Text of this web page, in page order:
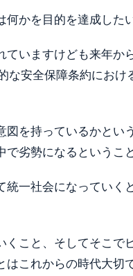
かを目的を達成した
いますけども来年か
安全保障条約におけ
を持っているかとい
劣勢になるというこ
一社会になっていく
こと、そしてそこで
これからの時代大切で